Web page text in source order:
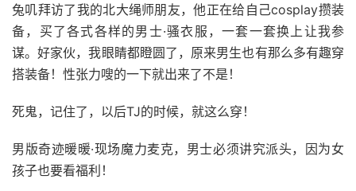
兔叽拜访了我的北大绳师朋友，他正在给自己cosplay攒装
备，买了各式各样的男士·骚衣服，一套一套换上让我参
谋。好家伙，我眼睛都瞪圆了，原来男生也有那么多有趣穿
搭装备！性张力嗖的一下就出来了不是！
死鬼，记住了，以后TJ的时候，就这么穿！
男版奇迹暖暖·现场魔力麦克，男士必须讲究派头，因为女
孩子也要看福利！